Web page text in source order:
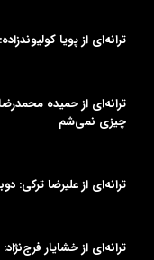
ترانه‌ای از پویا
ترانه‌ای از حمیده
چیزی نمی‌شم
ترانه‌ای از علیرضا ترکی:
ترانه‌ای از خشایار